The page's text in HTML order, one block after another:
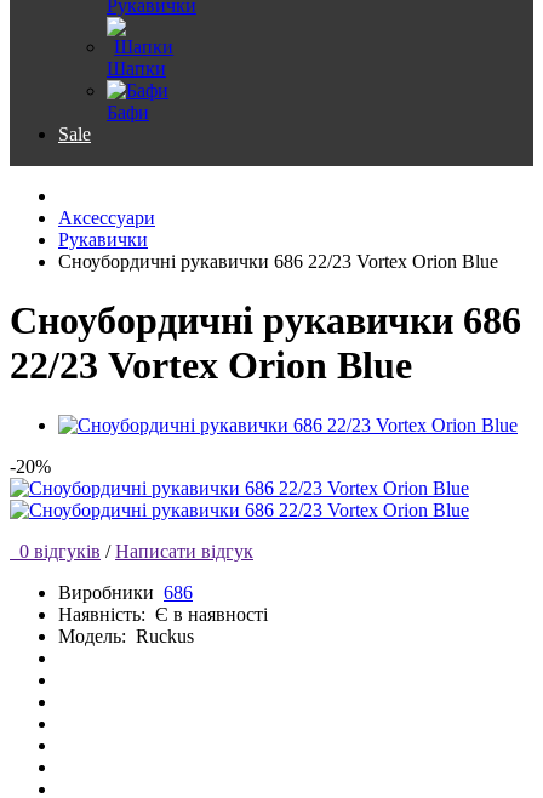
Рукавички
Шапки
Бафи
Sale
Аксессуари
Рукавички
Сноубордичні рукавички 686 22/23 Vortex Orion Blue
Сноубордичні рукавички 686
22/23 Vortex Orion Blue
-20%
0 відгуків / Написати відгук
Виробники 686
Наявність: Є в наявності
Модель: Ruckus